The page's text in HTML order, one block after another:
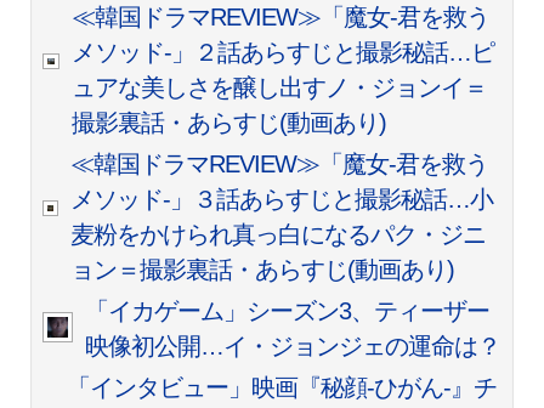
≪韓国ドラマREVIEW≫「魔女-君を救う
メソッド-」２話あらすじと撮影秘話…ピ
ュアな美しさを醸し出すノ・ジョンイ＝
撮影裏話・あらすじ(動画あり)
≪韓国ドラマREVIEW≫「魔女-君を救う
メソッド-」３話あらすじと撮影秘話…小
麦粉をかけられ真っ白になるパク・ジニ
ョン＝撮影裏話・あらすじ(動画あり)
「イカゲーム」シーズン3、ティーザー
映像初公開…イ・ジョンジェの運命は？
「インタビュー」映画『秘顔-ひがん-』チ